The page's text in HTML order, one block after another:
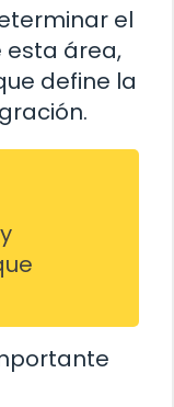
el
esta área,
define la